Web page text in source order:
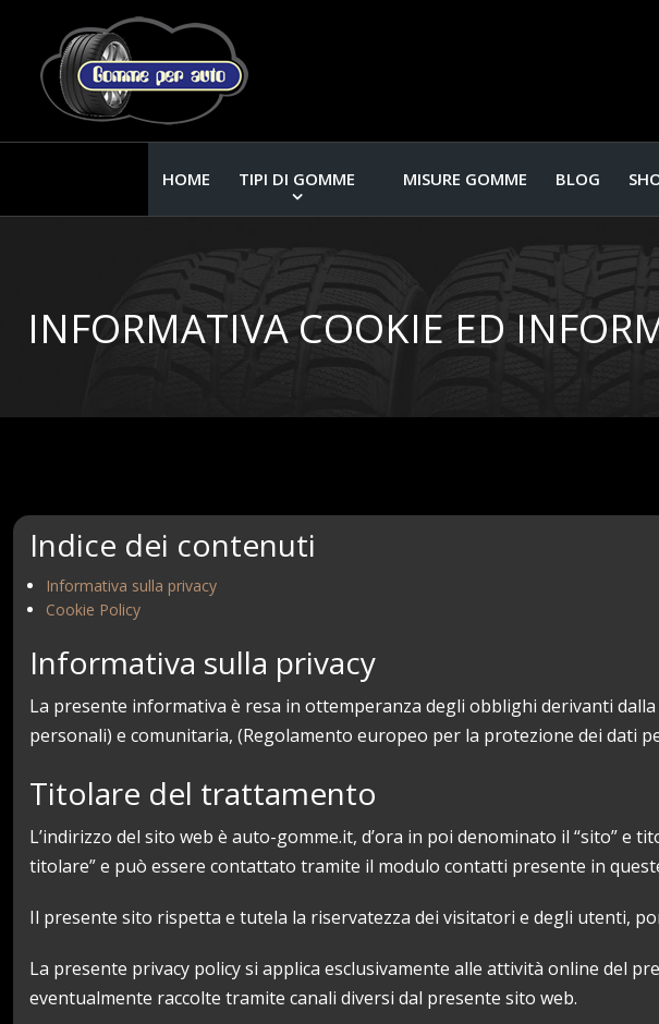
HOME TIPI DI GOMME MISURE GOMME BLOG
INFORMATIVA COOKIE ED
Indice dei contenuti
Informativa sulla privacy
Cookie Policy
Informativa sulla privacy
La presente informativa è resa in ottemperanza degli obblighi derivanti
personali) e comunitaria, (Regolamento europeo per la protezione dei dati
Titolare del trattamento
L’indirizzo del sito web è auto-gomme.it, d’ora in poi denominato il “sito” e
titolare” e può essere contattato tramite il modulo contatti presente in
Il presente sito rispetta e tutela la riservatezza dei visitatori e degli utenti,
La presente privacy policy si applica esclusivamente alle attività online del
eventualmente raccolte tramite canali diversi dal presente sito web.